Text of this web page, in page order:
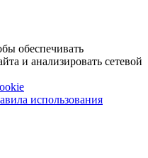
обеспечивать
и анализировать сетевой
использования